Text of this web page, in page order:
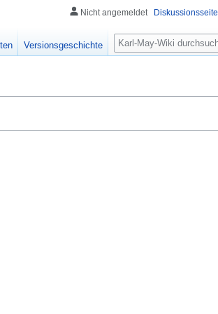
Nicht angemeldet Diskussionsseite
Versionsgeschichte
Suche